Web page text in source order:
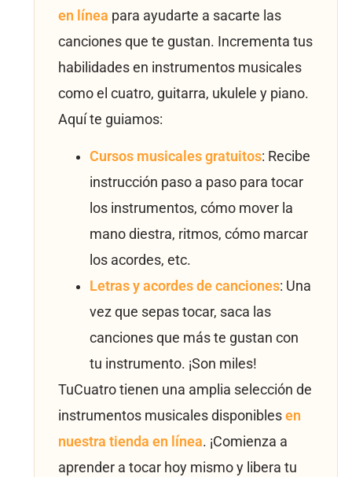
en línea para ayudarte a sacarte las
canciones que te gustan. Incrementa tus
habilidades en instrumentos musicales
como el cuatro, guitarra, ukulele y piano.
Aquí te guiamos:
Cursos musicales gratuitos: Recibe
instrucción paso a paso para tocar
los instrumentos, cómo mover la
mano diestra, ritmos, cómo marcar
los acordes, etc.
Letras y acordes de canciones: Una
vez que sepas tocar, saca las
canciones que más te gustan con
tu instrumento. ¡Son miles!
TuCuatro tienen una amplia selección de
instrumentos musicales disponibles en
nuestra tienda en línea. ¡Comienza a
aprender a tocar hoy mismo y libera tu